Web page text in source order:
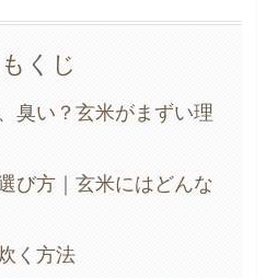
もくじ
臭い？玄米がまずい理
び方｜玄米にはどんな
く方法